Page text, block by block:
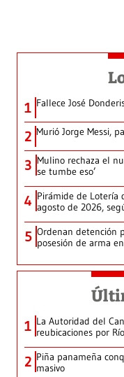
1 Fallece José
2 Murió Jorge Messi,
3 Mulino rechaza el
se tumbe eso’
4 Pirámide de Lotería
agosto de 2026,
5 Ordenan detención
posesión de arma
1 La Autoridad del
reubicaciones por
2 Piña panameña
masivo